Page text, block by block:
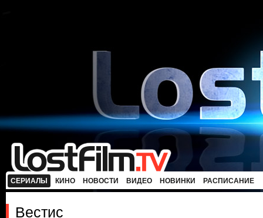
СЕРИАЛЫ КИНО НОВОСТИ ВИДЕО НОВИНКИ РАСПИСАНИЕ
Вестис